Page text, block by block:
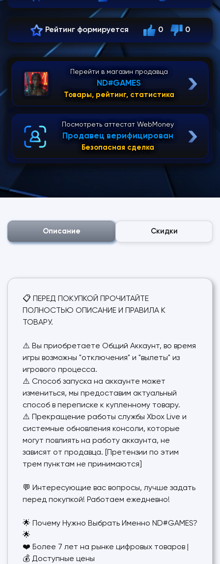
Рейтинг формируется 0 0
Перейти в магазин продавца
ND#GAMES
Товары, рейтинг, статистика
Посмотреть аттестат WebMoney
Продавец верифицирован
Безопасная сделка
Описание Скидки
📋 ПЕРЕД ПОКУПКОЙ ПРОЧИТАЙТЕ
ПОЛНОСТЬЮ ОПИСАНИЕ И ПРАВИЛА К
ТОВАРУ.
⚠️ Вы приобретаете Общий Аккаунт, во время
игры возможны "отключения" и "вылеты" из
игрового процесса.
⚠️ Способ запуска на аккаунте может
измениться, мы предоставим актуальный
способ в переписке к купленному товару.
⚠️ Прекращение работы службы Xbox Live и
системные обновления консоли, которые
могут повлиять на работу аккаунта, не
зависят от продавца. [Претензии по этим
трем пунктам не принимаются]
💬 Интересующие вас вопросы, лучше задать
перед покупкой! Работаем ежедневно!
🌟 Почему Нужно Выбрать Именно ND#GAMES?
🌟
❤️ Более 7 лет на рынке цифровых товаров |
💰 Доступные цены